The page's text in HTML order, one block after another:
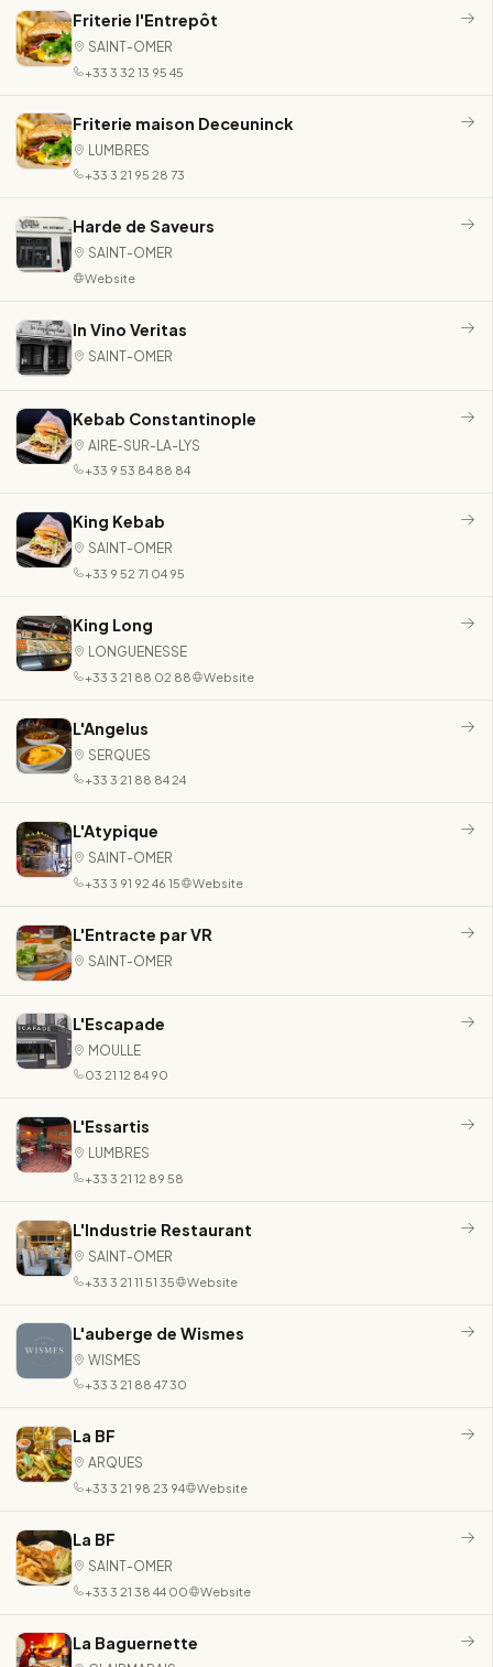
Friterie l'Entrepôt
SAINT-OMER
+33 3 32 13 95 45
Friterie maison Deceuninck
LUMBRES
+33 3 21 95 28 73
Harde de Saveurs
SAINT-OMER
Website
In Vino Veritas
SAINT-OMER
Kebab Constantinople
AIRE-SUR-LA-LYS
+33 9 53 84 88 84
King Kebab
SAINT-OMER
+33 9 52 71 04 95
King Long
LONGUENESSE
+33 3 21 88 02 88 Website
L'Angelus
SERQUES
+33 3 21 88 84 24
L'Atypique
SAINT-OMER
+33 3 91 92 46 15 Website
L'Entracte par VR
SAINT-OMER
L'Escapade
MOULLE
03 21 12 84 90
L'Essartis
LUMBRES
+33 3 21 12 89 58
L'Industrie Restaurant
SAINT-OMER
+33 3 21 11 51 35 Website
L'auberge de Wismes
WISMES
+33 3 21 88 47 30
La BF
ARQUES
+33 3 21 98 23 94 Website
La BF
SAINT-OMER
+33 3 21 38 44 00 Website
La Baguernette